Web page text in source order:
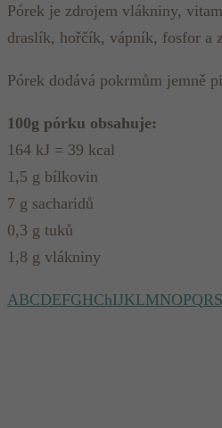
Pórek je zdrojem vlákniny,
draslík, hořčík, vápník, fosfor a
Pórek dodává pokrmům jemně
100g pórku obsahuje:
164 kJ = 39 kcal
1,5 g bílkovin
7 g sacharidů
0,3 g tuků
1,8 g vlákniny
ABCDEFGHChIJKLMNOPQRS